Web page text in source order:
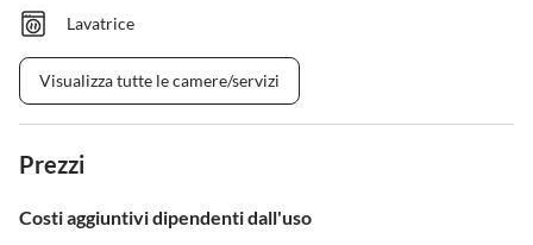
Lavatrice
Visualizza tutte le camere/servizi
Prezzi
Costi aggiuntivi dipendenti dall'uso